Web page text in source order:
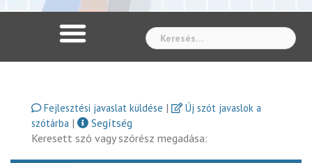
Fejlesztési javaslat küldése |
Új szót javaslok a
szótárba |
Segítség
Keresett szó vagy szórész megadása: